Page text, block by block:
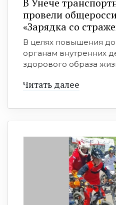
В Унече
провели
«Зарядка со
В целях повышения
органам внутренних
здорового образа
Читать далее